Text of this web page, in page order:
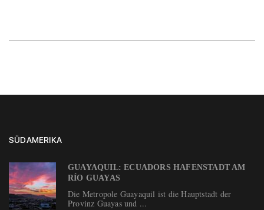
SÜDAMERIKA
GUAYAQUIL: ECUADORS HAFENSTADT AM
RÍO GUAYAS
Die Metropole Guayaquil ist die Hauptstadt der
Provinz Guayas und ...